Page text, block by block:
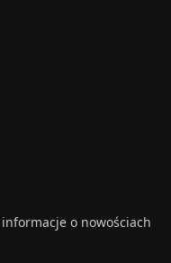
o nowościach